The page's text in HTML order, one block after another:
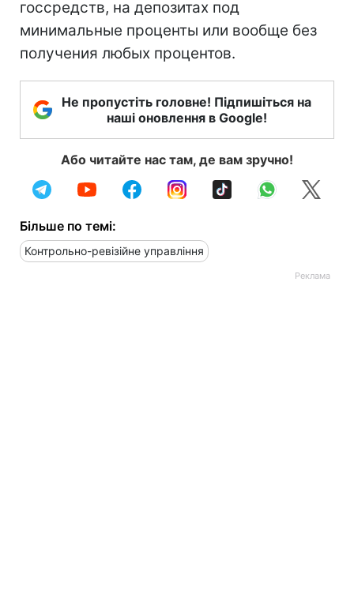
госсредств, на депозитах под
минимальные проценты или вообще без
получения любых процентов.
Не пропустіть головне! Підпишіться на
наші оновлення в Google!
Або читайте нас там, де вам зручно!
Більше по темі:
Контрольно-ревізійне управління